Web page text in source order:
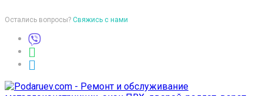
Остались вопросы? Свяжись с нами